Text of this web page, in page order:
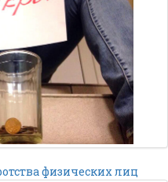
физических лиц